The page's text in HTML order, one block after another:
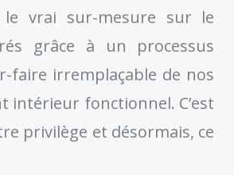
vrai sur-mesure sur le
grâce à un processus
faire irremplaçable de nos
intérieur fonctionnel. C’est
privilège et désormais, ce